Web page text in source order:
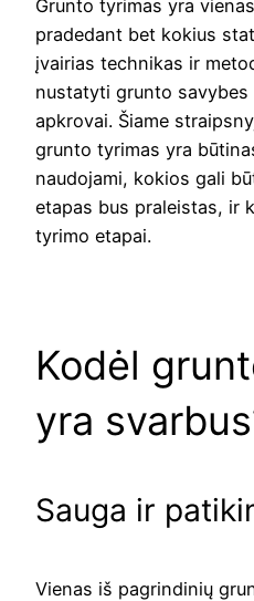
Grunto tyrimas yra
pradedant bet kokius
įvairias technikas ir
nustatyti grunto
apkrovai. Šiame
grunto tyrimas yra
naudojami, kokios gali
etapas bus praleistas, ir
tyrimo etapai.
Kodėl
yra
Sauga ir
Vienas iš pagrindinių